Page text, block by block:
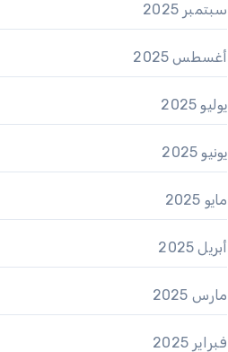
سبتمبر 2025
أغسطس 2025
يوليو 2025
يونيو 2025
مايو 2025
أبريل 2025
مارس 2025
فبراير 2025